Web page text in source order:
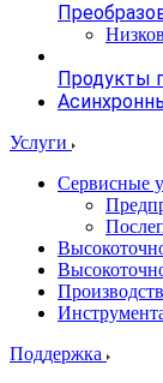
Продукты
Услуги
Сервисные
Поддержка